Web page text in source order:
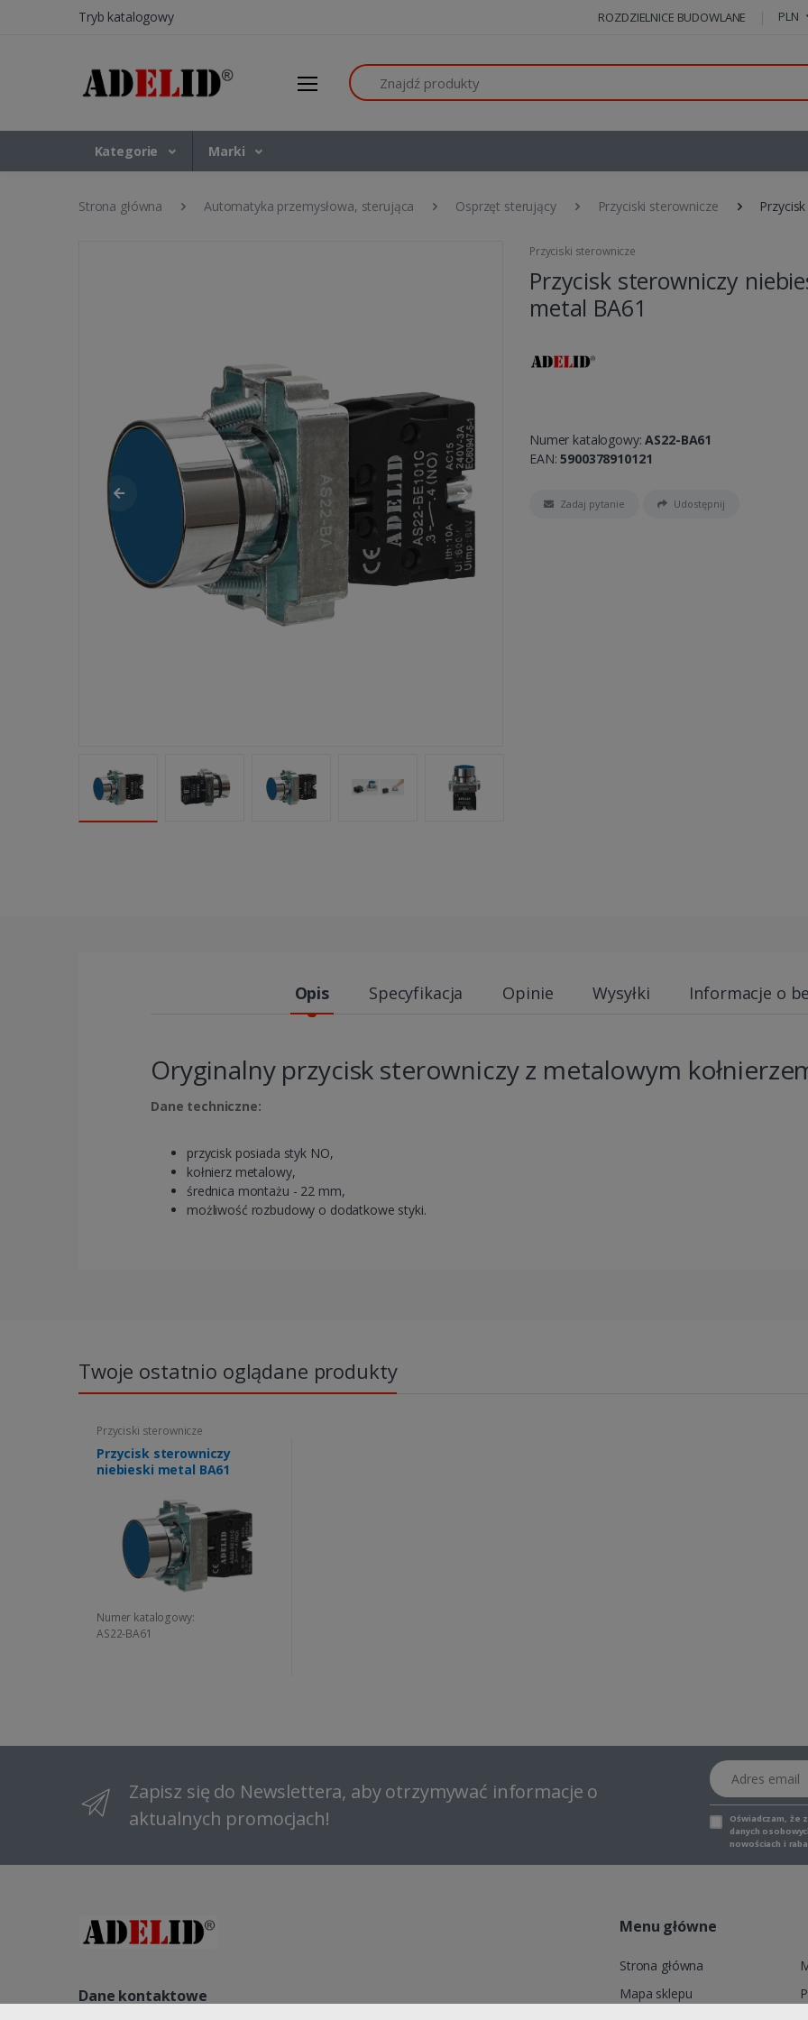
Tryb katalogowy ROZDZIELNICE BUDOWLANE PLN
Szukaj
Kategorie Marki
Strona główna Automatyka przemysłowa, sterująca Osprzęt sterujący Przyciski sterownicze
Przyciski sterownicze
Przycisk sterowniczy
metal BA61
Numer katalogowy:AS22-BA61
EAN:5900378910121
Zadaj pytanie Udostępnij
Opis Specyfikacja Opinie Wysyłki Informacje o
Oryginalny przycisk sterowniczy z metalowym
Dane techniczne:
przycisk posiada styk NO,
kołnierz metalowy,
średnica montażu - 22 mm,
możliwość rozbudowy o dodatkowe styki.
Twoje ostatnio oglądane produkty
Przyciski sterownicze
Przycisk sterowniczy
niebieski metal BA61
Numer katalogowy:
AS22-BA61
Zapisz się do Newslettera, aby otrzymywać informacje o
aktualnych promocjach!
Adres email
Oświadczam, że
danych
nowościach i
Dane kontaktowe
Menu główne
Strona główna
Mapa sklepu